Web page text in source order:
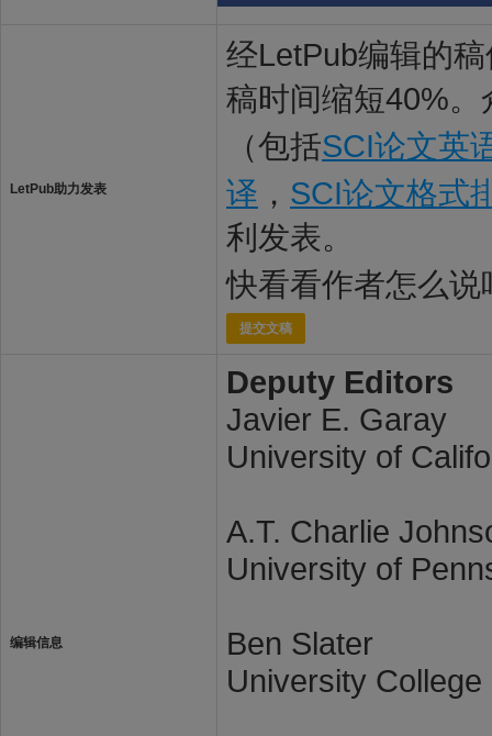
LetPub助力发表
经LetPub编辑的
稿时间缩短40%
（包括SCI论文英
译 ， SCI论文格式
利发表。
快看看作者怎么说
提交文稿
编辑信息
Deputy Editors
Javier E. Garay
University of
A.T. Charlie
University of
Ben Slater
University